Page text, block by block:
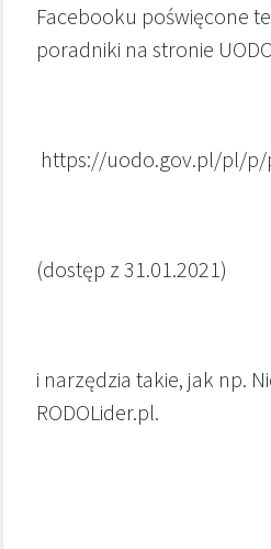
Facebooku poświęcone
poradniki na stronie
https://uodo.gov.pl/pl/p/
(dostęp z 31.01.2021)
i narzędzia takie, jak np.
RODOLider.pl.